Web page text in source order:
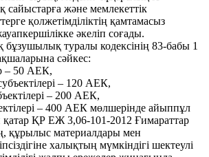
сайыстарға және мемлекеттік
қолжетімділіктің қамтамасыз
әкеліп соғады.
бұзушылық туралы кодексінің 83-бабы 1
сәйкес:
– 50 АЕК,
– 120 АЕК,
– 200 АЕК,
– 400 АЕК мөлшерінде айыппұл
ҚР ЕЖ 3,06-101-2012 Ғимараттар
құрылыс материалдары мен
халықтың мүмкіндігі шектеулі